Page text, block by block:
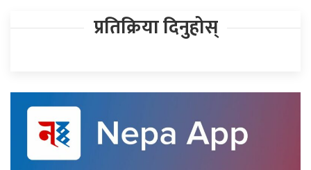
प्रतिक्रिया दिनुहोस्